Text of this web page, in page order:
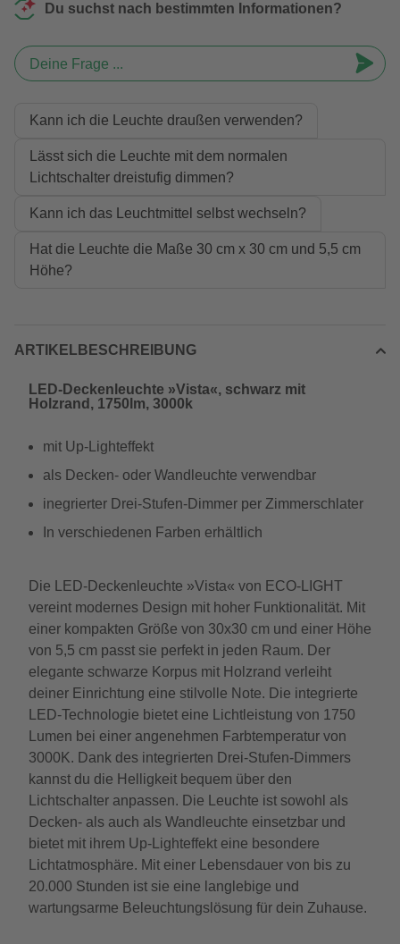
Du suchst nach bestimmten Informationen?
Deine Frage ...
Kann ich die Leuchte draußen verwenden?
Lässt sich die Leuchte mit dem normalen
Lichtschalter dreistufig dimmen?
Kann ich das Leuchtmittel selbst wechseln?
Hat die Leuchte die Maße 30 cm x 30 cm und 5,5 cm
Höhe?
ARTIKELBESCHREIBUNG
LED-Deckenleuchte »Vista«, schwarz mit
Holzrand, 1750lm, 3000k
mit Up-Lighteffekt
als Decken- oder Wandleuchte verwendbar
inegrierter Drei-Stufen-Dimmer per Zimmerschlater
In verschiedenen Farben erhältlich
Die LED-Deckenleuchte »Vista« von ECO-LIGHT
vereint modernes Design mit hoher Funktionalität. Mit
einer kompakten Größe von 30x30 cm und einer Höhe
von 5,5 cm passt sie perfekt in jeden Raum. Der
elegante schwarze Korpus mit Holzrand verleiht
deiner Einrichtung eine stilvolle Note. Die integrierte
LED-Technologie bietet eine Lichtleistung von 1750
Lumen bei einer angenehmen Farbtemperatur von
3000K. Dank des integrierten Drei-Stufen-Dimmers
kannst du die Helligkeit bequem über den
Lichtschalter anpassen. Die Leuchte ist sowohl als
Decken- als auch als Wandleuchte einsetzbar und
bietet mit ihrem Up-Lighteffekt eine besondere
Lichtatmosphäre. Mit einer Lebensdauer von bis zu
20.000 Stunden ist sie eine langlebige und
wartungsarme Beleuchtungslösung für dein Zuhause.